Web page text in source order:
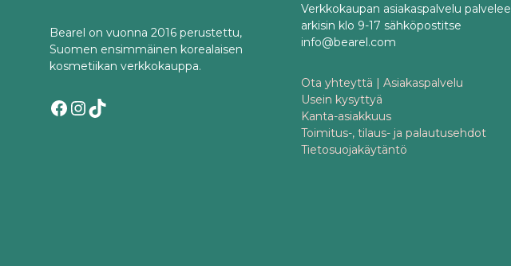
Bearel on vuonna 2016 perustettu,
Suomen ensimmäinen korealaisen
kosmetiikan verkkokauppa.
Facebook
Instagram
TikTok
Verkkokaupan asiakaspalvelu palvelee
arkisin klo 9-17 sähköpostitse
info@bearel.com
Ota yhteyttä | Asiakaspalvelu
Usein kysyttyä
Kanta-asiakkuus
Toimitus-, tilaus- ja palautusehdot
Tietosuojakäytäntö